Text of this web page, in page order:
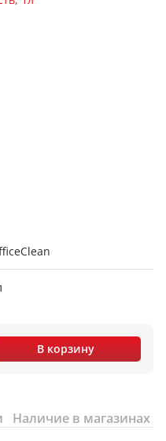
В корзину
Наличие в магазинах